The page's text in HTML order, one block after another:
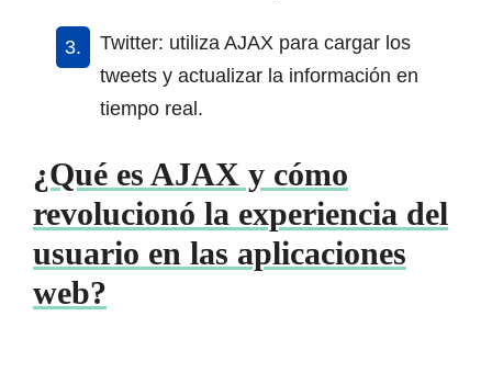
Twitter: utiliza AJAX para cargar los
tweets y actualizar la información en
tiempo real.
¿Qué es AJAX y cómo
revolucionó la experiencia del
usuario en las aplicaciones
web?